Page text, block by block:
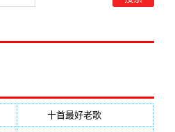
十首最好老歌(300)